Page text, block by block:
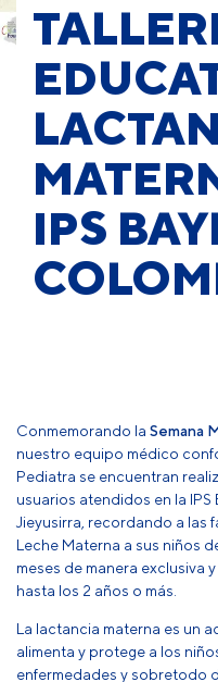
IPS
Conmemorando la Semana
nuestro equipo médico
Pediatra se encuentran
usuarios atendidos en la
Jieyusirra, recordando a las
Leche Materna a sus niños
meses de manera exclusiva
hasta los 2 años o más.
La lactancia materna es un
alimenta y protege a los
enfermedades y sobretodo